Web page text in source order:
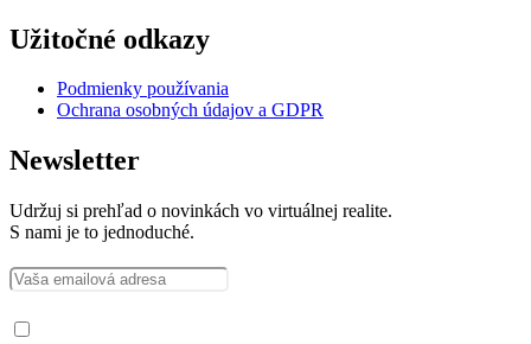
Užitočné odkazy
Podmienky používania
Ochrana osobných údajov a GDPR
Newsletter
Udržuj si prehľad o novinkách vo virtuálnej realite.
S nami je to jednoduché.